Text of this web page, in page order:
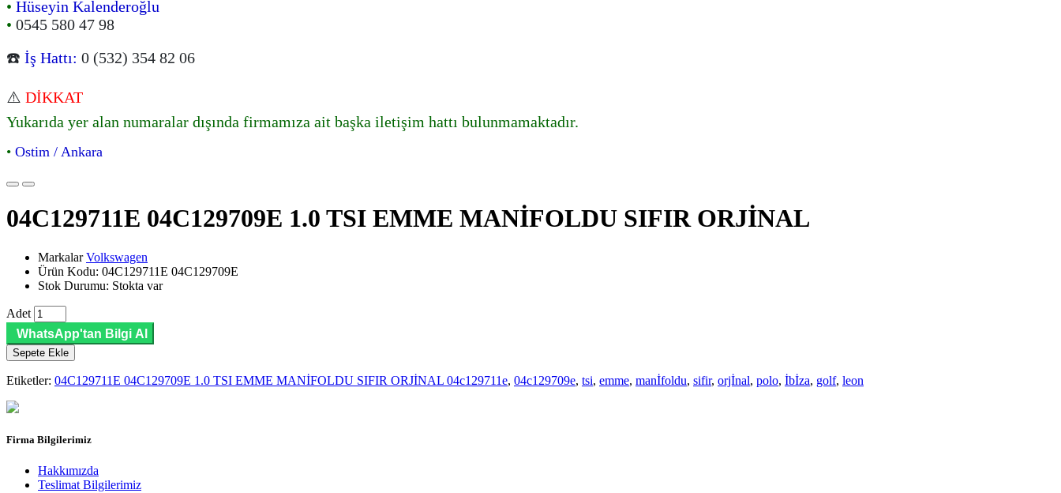
• Hüseyin Kalenderoğlu
• 0545 580 47 98
☎️ İş Hattı: 0 (532) 354 82 06
⚠️ DİKKAT
Yukarıda yer alan numaralar dışında firmamıza ait başka iletişim hattı bulunmamaktadır.
• Ostim / Ankara
04C129711E 04C129709E 1.0 TSI EMME MANİFOLDU SIFIR ORJİNAL
MarkalarVolkswagen
Ürün Kodu: 04C129711E 04C129709E
Stok Durumu: Stokta var
Adet
WhatsApp'tan Bilgi Al
Sepete Ekle
Etiketler: 04C129711E 04C129709E 1.0 TSI EMME MANİFOLDU SIFIR ORJİNAL 04c129711e, 04c129709e, tsi, emme, manİfoldu, sifir, orjİnal, polo, İbİza, golf, leon
Firma Bilgilerimiz
Hakkımızda
Teslimat Bilgilerimiz